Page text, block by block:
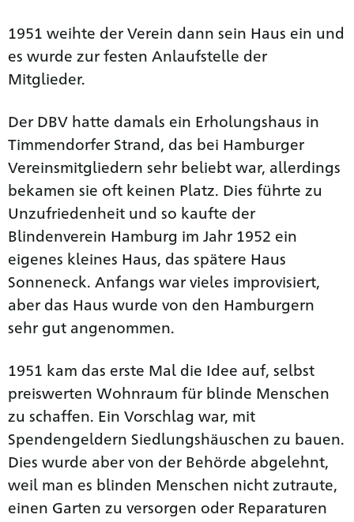
1951 weihte der Verein dann sein Haus ein und
es wurde zur festen Anlaufstelle der
Mitglieder.
Der DBV hatte damals ein Erholungshaus in
Timmendorfer Strand, das bei Hamburger
Vereinsmitgliedern sehr beliebt war, allerdings
bekamen sie oft keinen Platz. Dies führte zu
Unzufriedenheit und so kaufte der
Blindenverein Hamburg im Jahr 1952 ein
eigenes kleines Haus, das spätere Haus
Sonneneck. Anfangs war vieles improvisiert,
aber das Haus wurde von den Hamburgern
sehr gut angenommen.
1951 kam das erste Mal die Idee auf, selbst
preiswerten Wohnraum für blinde Menschen
zu schaffen. Ein Vorschlag war, mit
Spendengeldern Siedlungshäuschen zu bauen.
Dies wurde aber von der Behörde abgelehnt,
weil man es blinden Menschen nicht zutraute,
einen Garten zu versorgen oder Reparaturen